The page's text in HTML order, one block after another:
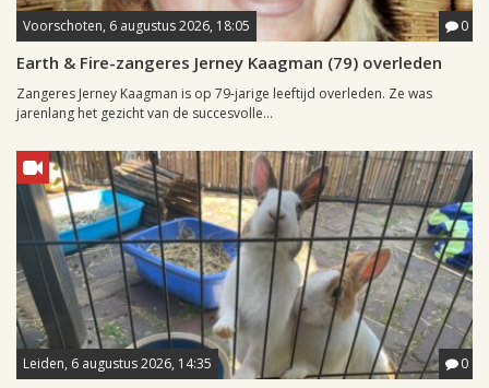
Voorschoten, 6 augustus 2026, 18:05 0
Earth & Fire-zangeres Jerney Kaagman (79) overleden
Zangeres Jerney Kaagman is op 79-jarige leeftijd overleden. Ze was
jarenlang het gezicht van de succesvolle...
Leiden, 6 augustus 2026, 14:35 0